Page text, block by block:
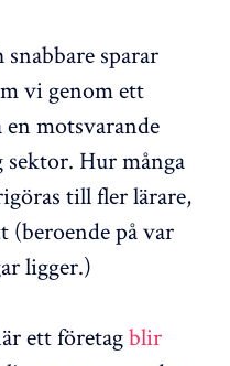
sparar
vi genom ett
motsvarande
Hur många
till fler lärare,
(beroende på var
ligger.)
ett företagblir